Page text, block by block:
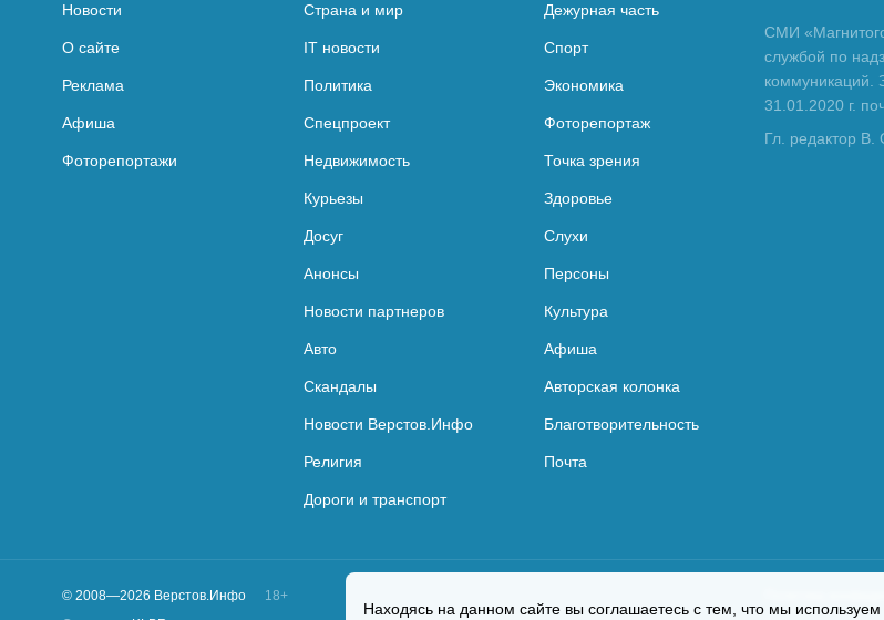
Новости
О сайте
Реклама
Афиша
Фоторепортажи
Страна и мир Дежурная часть
IT новости Спорт
Политика Экономика
Спецпроект Фоторепортаж
Недвижимость Точка зрения
Курьезы Здоровье
Досуг Слухи
Анонсы Персоны
Новости партнеров Культура
Авто Афиша
Скандалы Авторская колонка
Новости Верстов.Инфо Благотворительность
Религия Почта
Дороги и транспорт
СМИ
службой по
коммуникаций.
31.01.2020 г.
Гл. редактор В.
© 2008—2026 Верстов.Инфо
18+
Находясь на данном сайте вы соглашаетесь с тем, что мы используем